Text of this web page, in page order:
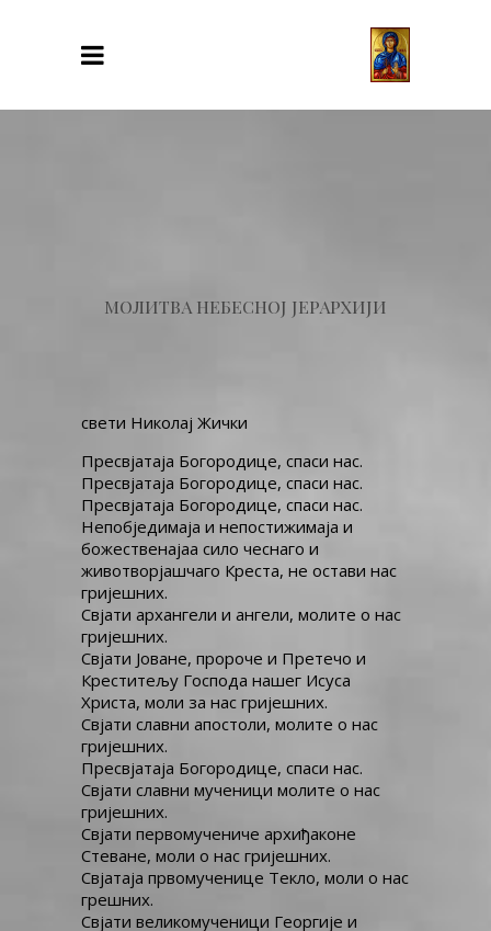
МОЛИТВА НЕБЕСНОЈ ЈЕРАРХИЈИ
свети Николај Жички
Пресвјатаја Богородице, спаси нас.
Пресвјатаја Богородице, спаси нас.
Пресвјатаја Богородице, спаси нас.
Непобједимаја и непостижимаја и
божественајаа сило чеснаго и
животворјашчаго Креста, не остави нас
гријешних.
Свјати архангели и ангели, молите о нас
гријешних.
Свјати Јоване, пророче и Претечо и
Креститељу Господа нашег Исуса
Христа, моли за нас гријешних.
Свјати славни апостоли, молите о нас
гријешних.
Пресвјатаја Богородице, спаси нас.
Свјати славни мученици молите о нас
гријешних.
Свјати первомучениче архиђаконе
Стеване, моли о нас гријешних.
Свјатаја првомученице Текло, моли о нас
грешних.
Свјати великомученици Георгије и